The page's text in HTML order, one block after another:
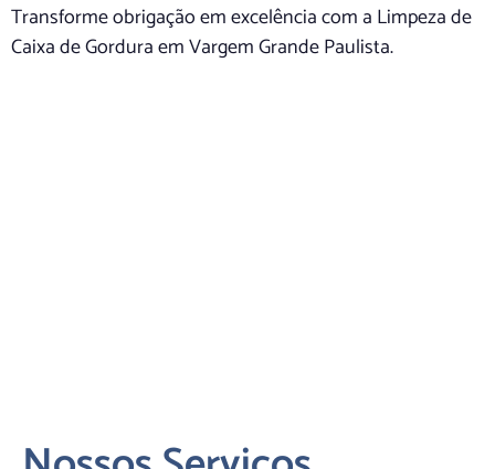
Transforme obrigação em excelência com a Limpeza de
Caixa de Gordura em Vargem Grande Paulista.